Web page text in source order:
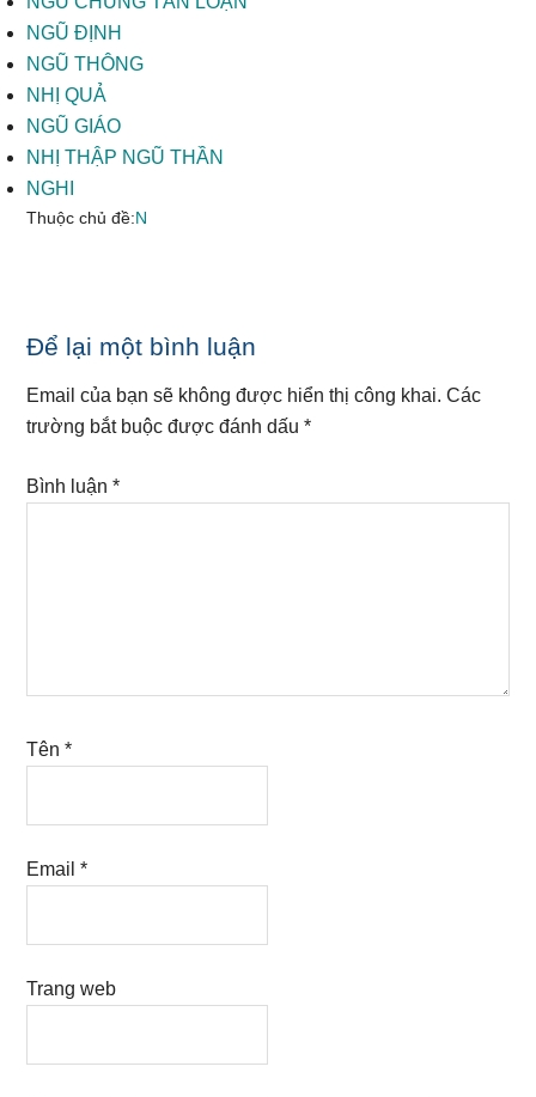
NGŨ ĐỊNH
NGŨ THÔNG
NHỊ QUẢ
NGŨ GIÁO
NHỊ THẬP NGŨ THẦN
NGHI
Thuộc chủ đề:N
Reader
Interactions
Để lại một bình luận
Email của bạn sẽ không được hiển thị công khai. Các
trường bắt buộc được đánh dấu*
Bình luận*
Tên*
Email*
Trang web